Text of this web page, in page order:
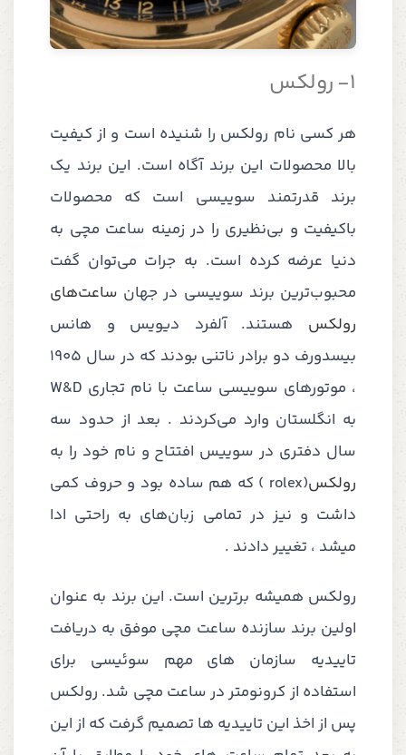
1- رولکس
هر کسی نام رولکس را شنیده است و از کیفیت
بالا محصولات این برند آگاه است. این برند یک
برند قدرتمند سوییسی است که محصولات
باکیفیت و بی‌نظیری را در زمینه ساعت مچی به
دنیا عرضه کرده است. به جرات می‌توان گفت
محبوب‌ترین برند سوییسی در جهان ساعت‌های
رولکس هستند. آلفرد دیویس و هانس
بیسدورف دو برادر ناتنی بودند که در سال 1905
، موتورهای سوییسی ساعت با نام تجاری W&D
به انگلستان وارد می‌کردند . بعد از حدود سه
سال دفتری در سوییس افتتاح و نام خود را به
رولکس(
rolex ) که هم ساده بود و حروف کمی
داشت و نیز در تمامی زبان‌های به راحتی ادا
میشد ، تغییر دادند .
رولکس همیشه برترین است. این برند به عنوان
اولین برند سازنده ساعت مچی موفق به دریافت
تاییدیه سازمان های مهم سوئیسی برای
استفاده از کرونومتر در ساعت مچی شد. رولکس
پس از اخذ این تاییدیه ها تصمیم گرفت که از این